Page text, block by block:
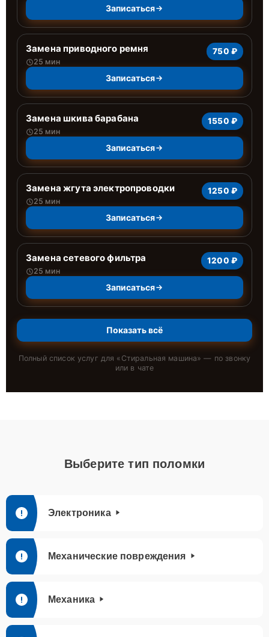
Записаться
Замена приводного ремня
25 мин
750 ₽
Записаться
Замена шкива барабана
25 мин
1550 ₽
Записаться
Замена жгута электропроводки
25 мин
1250 ₽
Записаться
Замена сетевого фильтра
25 мин
1200 ₽
Записаться
Показать всё
Полный список услуг для « Стиральная машина» — по звонку
или в чате
Выберите тип поломки
Электроника
Механические повреждения
Механика